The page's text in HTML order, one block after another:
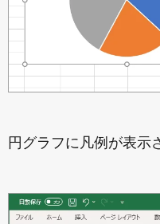
円グラフに凡例が表示